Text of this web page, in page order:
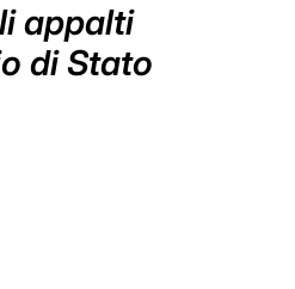
appalti
di Stato